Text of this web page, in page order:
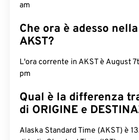
am
Che ora è adesso
AKST?
L'ora corrente in AKST è August
pm
Qual è la differenza
di ORIGINE e
Alaska Standard Time (AKST) è